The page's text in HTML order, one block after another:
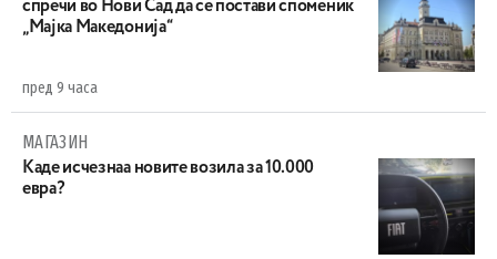
спречи во Нови Сад да се постави споменик
„Мајка Македонија“
пред 9 часа
МАГАЗИН
Каде исчезнаа новите возила за 10.000
евра?